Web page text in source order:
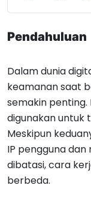
Pendahuluan
Dalam dunia
keamanan saat
semakin penting.
digunakan untuk
Meskipun
IP pengguna
dibatasi, cara
berbeda.